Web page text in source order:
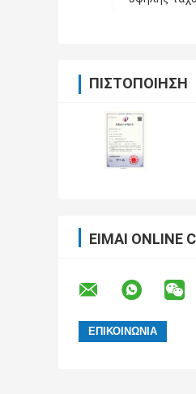
ΠΙΣΤΟΠΟΊΗΣΗ
ΕΊΜΑΙ ONLINE